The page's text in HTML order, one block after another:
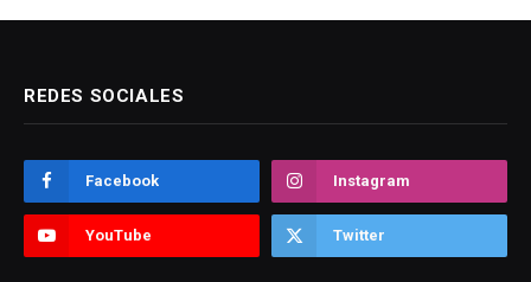
REDES SOCIALES
Facebook Instagram
YouTube Twitter